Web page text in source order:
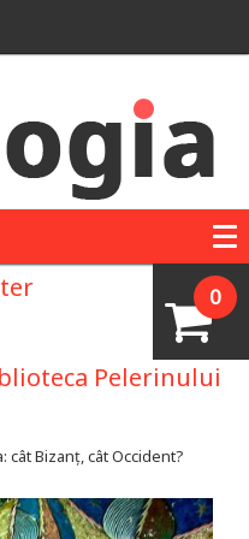
0
Pelerinului
cât Bizanţ, cât Occident?